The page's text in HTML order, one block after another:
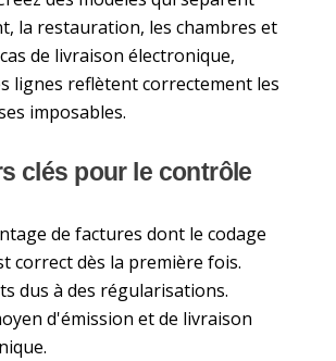
la restauration, les chambres et
de livraison électronique,
lignes reflètent correctement les
imposables.
clés pour le contrôle
de factures dont le codage
correct dès la première fois.
dus à des régularisations.
d'émission et de livraison